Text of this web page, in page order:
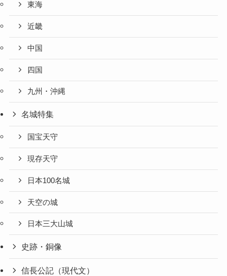
東海
近畿
中国
四国
九州・沖縄
名城特集
国宝天守
現存天守
日本100名城
天空の城
日本三大山城
史跡・銅像
信長公記（現代文）